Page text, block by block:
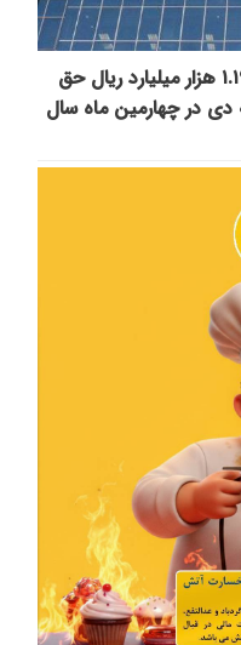
عبور “ودی” از مرز ۱.۱۹۷ هزار میلیارد ریال حق
دی در چهارمین ماه سال